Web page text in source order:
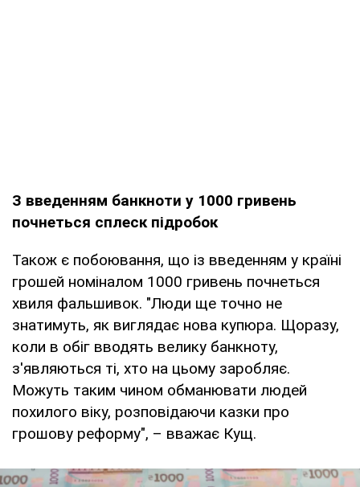
З введенням банкноти у 1000 гривень
почнеться сплеск підробок
Також є побоювання, що із введенням у країні
грошей номіналом 1000 гривень почнеться
хвиля фальшивок. "Люди ще точно не
знатимуть, як виглядає нова купюра. Щоразу,
коли в обіг вводять велику банкноту,
з'являються ті, хто на цьому заробляє.
Можуть таким чином обманювати людей
похилого віку, розповідаючи казки про
грошову реформу", – вважає Кущ.